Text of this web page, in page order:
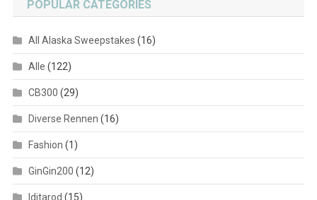
POPULAR CATEGORIES
All Alaska Sweepstakes (16)
Alle (122)
CB300 (29)
Diverse Rennen (16)
Fashion (1)
GinGin200 (12)
Iditarod (15)